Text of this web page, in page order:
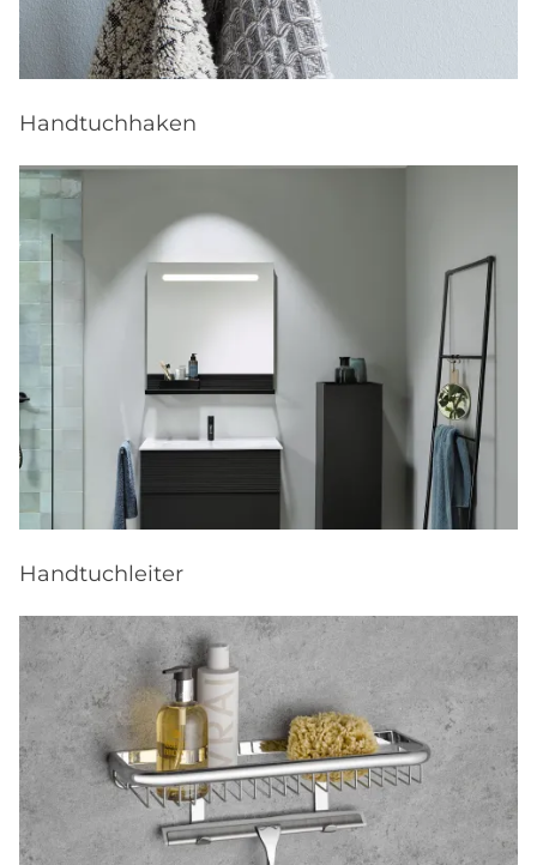
Handtuchhaken
Handtuchleiter